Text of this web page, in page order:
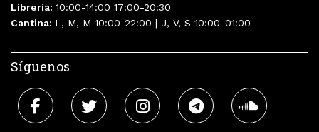
Librería: 10:00-14:00 17:00-20:30
Cantina: L, M, M 10:00-22:00 | J, V, S 10:00-01:00
Síguenos